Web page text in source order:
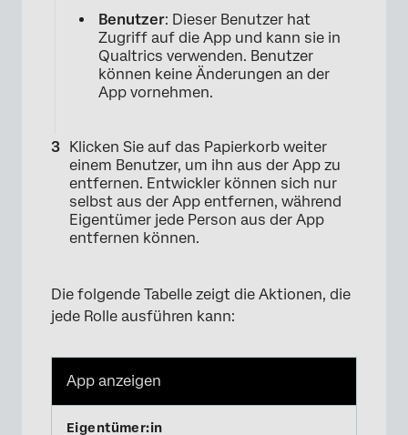
Benutzer: Dieser Benutzer hat
Zugriff auf die App und kann sie in
Qualtrics verwenden. Benutzer
können keine Änderungen an der
App vornehmen.
Klicken Sie auf das Papierkorb weiter
einem Benutzer, um ihn aus der App zu
entfernen. Entwickler können sich nur
selbst aus der App entfernen, während
Eigentümer jede Person aus der App
entfernen können.
Die folgende Tabelle zeigt die Aktionen, die
jede Rolle ausführen kann:
App anzeigen